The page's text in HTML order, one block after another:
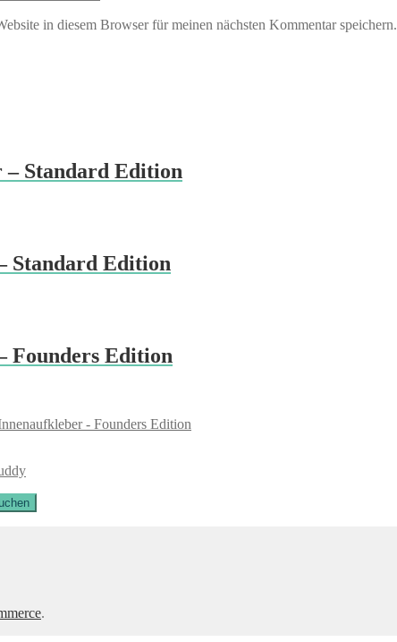
in diesem Browser für meinen nächsten Kommentar speichern.
– Standard Edition
Standard Edition
Founders Edition
- Founders Edition
.